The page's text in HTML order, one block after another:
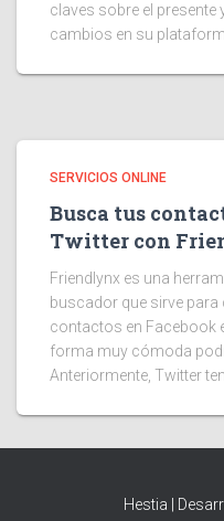
claves sobre el
cambios en su
SERVICIOS ONLINE
Busca tus
Twitter con
Friendlynx es una
buscador que sirve
contactos en Facebook
forma muy cómoda
Anteriormente, Twitter
Hestia |